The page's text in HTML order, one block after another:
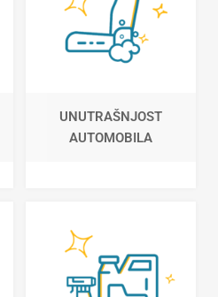
UNUTRAŠNJOST
AUTOMOBILA